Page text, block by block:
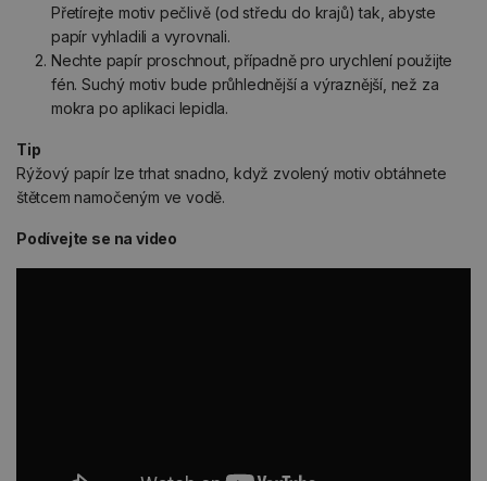
Přetírejte motiv pečlivě (od středu do krajů) tak, abyste
papír vyhladili a vyrovnali.
Nechte papír proschnout, případně pro urychlení použijte
fén. Suchý motiv bude průhlednější a výraznější, než za
mokra po aplikaci lepidla.
Tip
Rýžový papír lze trhat snadno, když zvolený motiv obtáhnete
štětcem namočeným ve vodě.
Podívejte se na video